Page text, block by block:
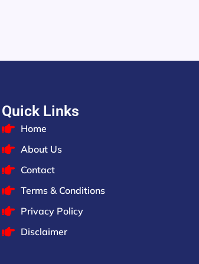
Quick Links
Home
About Us
Contact
Terms & Conditions
Privacy Policy
Disclaimer